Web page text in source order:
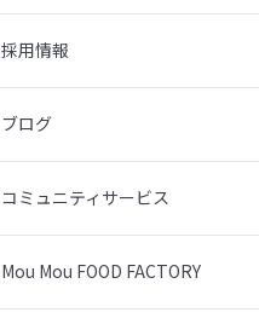
採用情報
ブログ
コミュニティサービス
Mou Mou FOOD FACTORY